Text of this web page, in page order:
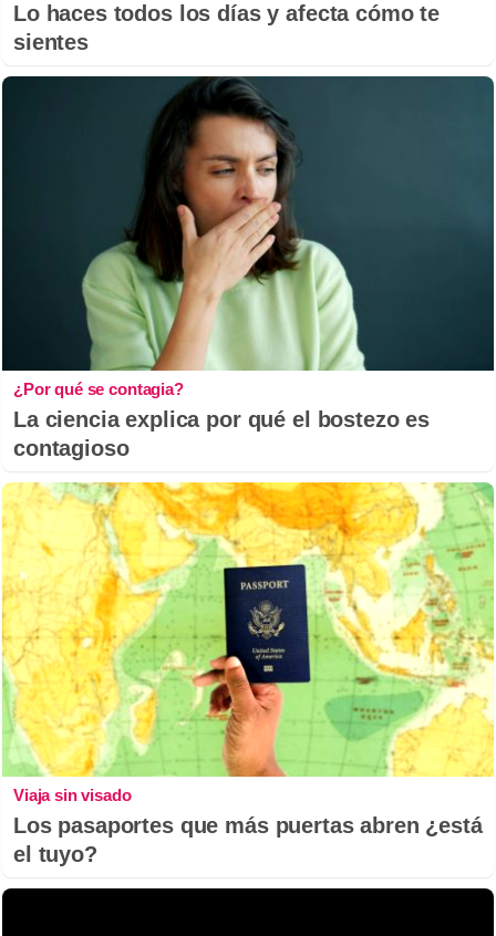
Lo haces todos los días y afecta cómo te
sientes
¿Por qué se contagia?
La ciencia explica por qué el bostezo es
contagioso
Viaja sin visado
Los pasaportes que más puertas abren ¿está
el tuyo?